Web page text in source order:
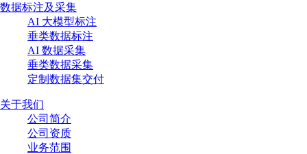
数据标注及采集
AI 大模型标注
垂类数据标注
AI 数据采集
垂类数据采集
定制数据集交付
关于我们
公司简介
公司资质
业务范围